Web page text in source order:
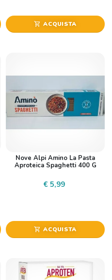
shopping_cart ACQUISTA
Nove Alpi Amino La Pasta
Aproteica Spaghetti 400 G
€ 5,99
shopping_cart ACQUISTA